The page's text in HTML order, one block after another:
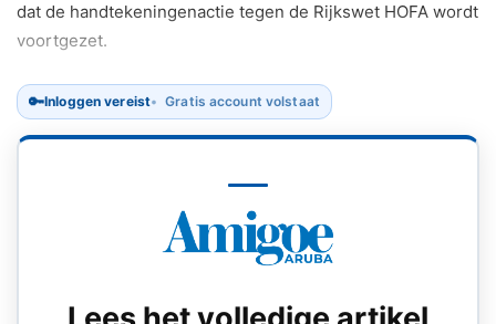
dat de handtekeningenactie tegen de Rijkswet HOFA wordt
voortgezet.
🔑Inloggen vereist Gratis account volstaat